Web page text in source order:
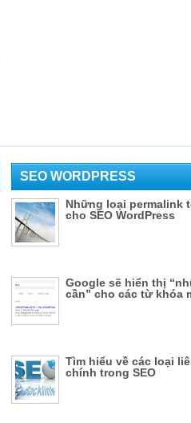
SEO WORDPRESS
Những loại permalink
cho SEO WordPress
Google sẽ hiển thị
cần” cho các từ khóa
Tìm hiểu về các loại
chính trong SEO